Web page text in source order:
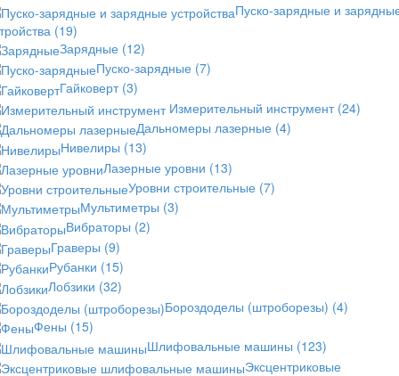
Пуско-зарядные и
(19)
Зарядные (12)
Пуско-зарядные (7)
Гайковерт (3)
Измерительный инструмент (24)
Дальномеры лазерные (4)
Нивелиры (13)
Лазерные уровни (13)
Уровни строительные (7)
Мультиметры (3)
Вибраторы (2)
Граверы (9)
Рубанки (15)
Лобзики (32)
Бороздоделы (штроборезы) (4)
Фены (15)
Шлифовальные машины (123)
Эксцентриковые